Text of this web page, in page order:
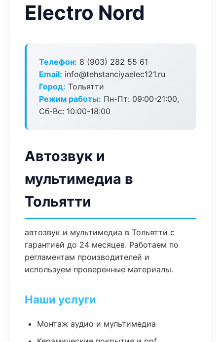
Electro Nord
Телефон: 8 (903) 282 55 61
Email: info@tehstanciyaelec121.ru
Город: Тольятти
Режим работы: Пн-Пт: 09:00-21:00,
Сб-Вс: 10:00-18:00
Автозвук и
мультимедиа в
Тольятти
автозвук и мультимедиа в Тольятти с
гарантией до 24 месяцев. Работаем по
регламентам производителей и
используем проверенные материалы.
Наши услуги
Монтаж аудио и мультимедиа